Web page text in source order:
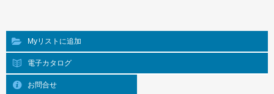
Myリストに追加
電子カタログ
お問合せ